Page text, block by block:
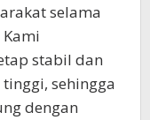
selama
stabil dan
sehingga
dengan